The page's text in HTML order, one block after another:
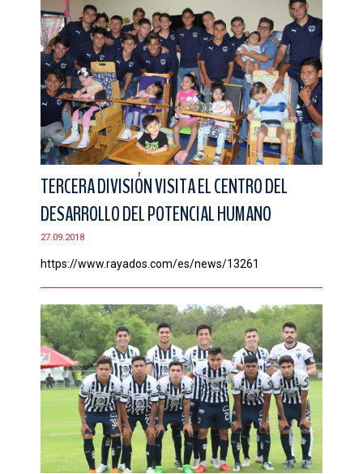
TERCERA DIVISIÓN VISITA EL CENTRO DEL
DESARROLLO DEL POTENCIAL HUMANO
27.09.2018
https://www.rayados.com/es/news/13261